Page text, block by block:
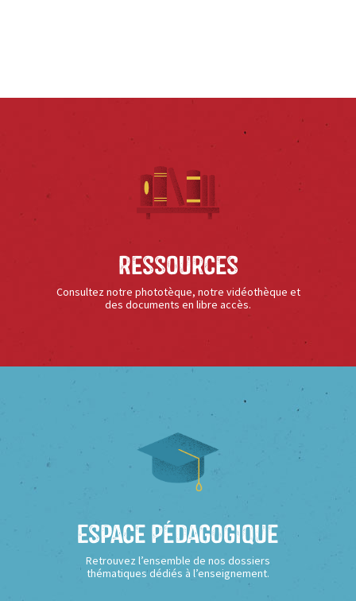
Ressources
Consultez notre phototèque, notre vidéothèque et
des documents en libre accès.
Espace Pédagogique
Retrouvez l’ensemble de nos dossiers
thématiques dédiés à l’enseignement.